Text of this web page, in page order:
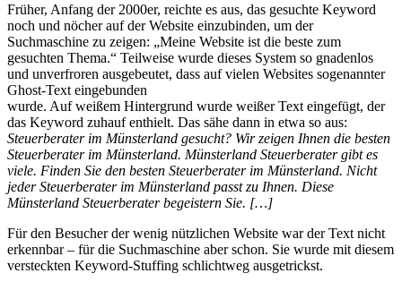
Früher, Anfang der 2000er, reichte es aus, das gesuchte Keyword
noch und nöcher auf der Website einzubinden, um der
Suchmaschine zu zeigen: „Meine Website ist die beste zum
gesuchten Thema.“ Teilweise wurde dieses System so gnadenlos
und unverfroren ausgebeutet, dass auf vielen Websites sogenannter
Ghost-Text eingebunden
wurde. Auf weißem Hintergrund wurde weißer Text eingefügt, der
das Keyword zuhauf enthielt. Das sähe dann in etwa so aus:
Steuerberater im Münsterland gesucht? Wir zeigen Ihnen die besten
Steuerberater im Münsterland. Münsterland Steuerberater gibt es
viele. Finden Sie den besten Steuerberater im Münsterland. Nicht
jeder Steuerberater im Münsterland passt zu Ihnen. Diese
Münsterland Steuerberater begeistern Sie. […]
Für den Besucher der wenig nützlichen Website war der Text nicht
erkennbar – für die Suchmaschine aber schon. Sie wurde mit diesem
versteckten Keyword-Stuffing schlichtweg ausgetrickst.